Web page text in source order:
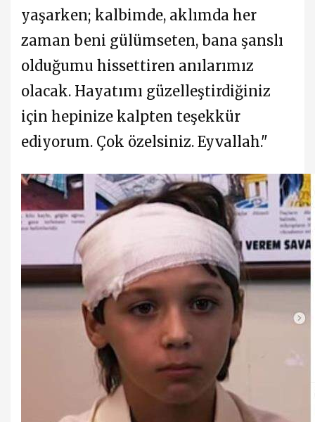
yaşarken; kalbimde, aklımda her
zaman beni gülümseten, bana şanslı
olduğumu hissettiren anılarımız
olacak. Hayatımı güzelleştirdiğiniz
için hepinize kalpten teşekkür
ediyorum. Çok özelsiniz. Eyvallah."